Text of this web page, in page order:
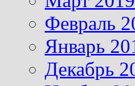
Февраль
Январь
Декабрь